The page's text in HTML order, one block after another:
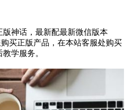
神话，最新配最新微信版本
买正版产品，在本站客服处购买
学服务。